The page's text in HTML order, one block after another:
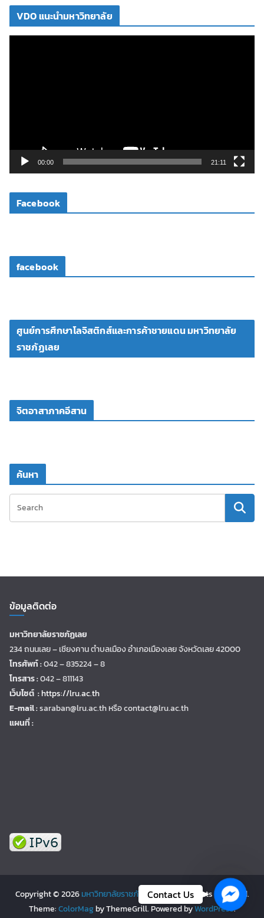
VDO แนะนำมหาวิทยาลัย
ดี
โ
00:00 21:11
Facebook
facebook
ศูนย์การศึกษาโลจิสติกส์และการค้าชายแดน มหาวิทยาลัย
ราชภัฏเลย
จิตอาสาภาคอีสาน
ค้นหา
ข้อมูลติดต่อ
มหาวิทยาลัยราชภัฏเลย
234 ถนนเลย – เชียงคาน ตำบลเมือง อำเภอเมืองเลย จังหวัดเลย 42000
โทรศัพท์ :042 – 835224 – 8
โทรสาร :042 – 811143
เว็บไซต์ :https://lru.ac.th
E-mail :saraban@lru.ac.thหรือ contact@lru.ac.th
แผนที่ :
Copyright © 2026มหาวิทยาลัยราชภัฏเลย | LRU. All rights reserved.
Theme:ColorMagby ThemeGrill. Powered byWordPress.
Contact Us